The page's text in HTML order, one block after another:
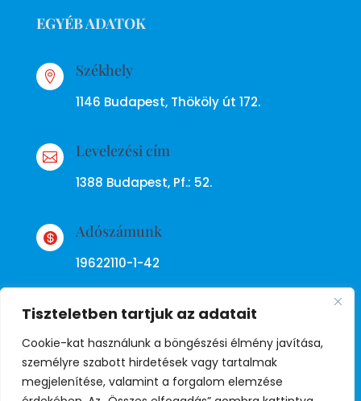
Tiszteletben tartjuk az adatait
Cookie-kat használunk a böngészési élmény javítása,
személyre szabott hirdetések vagy tartalmak
megjelenítése, valamint a forgalom elemzése
EGYÉB ADATOK
 Székhely
1146 Budapest, Thököly út 172.
 Levelezési cím
1388 Budapest, Pf.: 52.
 Adószámunk
19622110-1-42
Adatkezelési tájékoztató